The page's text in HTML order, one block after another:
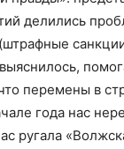
делились
перемены в
года нас
ругала